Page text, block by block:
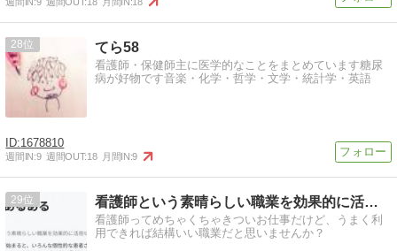
28 てら58
看護師・保健師主に医学的なことをまとめています糖尿
病が好物です音楽・化学・哲学・文学・統計学・英語
1678810
週間IN:9 週間OUT:18 月間IN:9
29 看護師という素晴らしい職業を効果的に活用せよ！
看護師ってめちゃくちゃきついお仕事だけど、うまく利
用できれば結構いい職業だと思いませんか？